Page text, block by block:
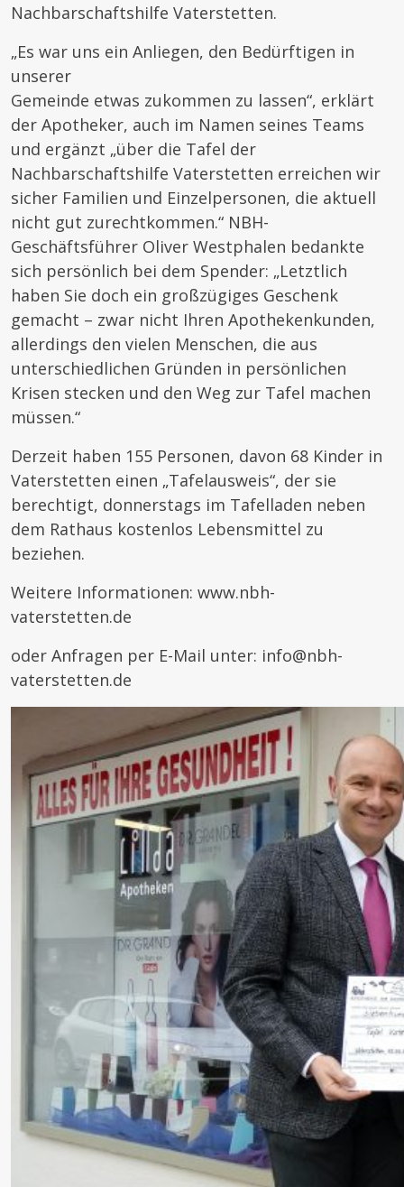
Nachbarschaftshilfe Vaterstetten.
„Es war uns ein Anliegen, den Bedürftigen in
unserer
Gemeinde etwas zukommen zu lassen“, erklärt
der Apotheker, auch im Namen seines Teams
und ergänzt „über die Tafel der
Nachbarschaftshilfe Vaterstetten erreichen wir
sicher Familien und Einzelpersonen, die aktuell
nicht gut zurechtkommen.“ NBH-
Geschäftsführer Oliver Westphalen bedankte
sich persönlich bei dem Spender: „Letztlich
haben Sie doch ein großzügiges Geschenk
gemacht – zwar nicht Ihren Apothekenkunden,
allerdings den vielen Menschen, die aus
unterschiedlichen Gründen in persönlichen
Krisen stecken und den Weg zur Tafel machen
müssen.“
Derzeit haben 155 Personen, davon 68 Kinder in
Vaterstetten einen „Tafelausweis“, der sie
berechtigt, donnerstags im Tafelladen neben
dem Rathaus kostenlos Lebensmittel zu
beziehen.
Weitere Informationen: www.nbh-
vaterstetten.de
oder Anfragen per E-Mail unter: info@nbh-
vaterstetten.de